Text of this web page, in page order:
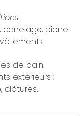
carrelage, pierre.
de bain.
extérieurs :
clôtures.